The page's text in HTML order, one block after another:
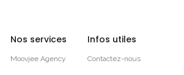
Nos services
Moovjee Agency
Infos utiles
Contactez-nous